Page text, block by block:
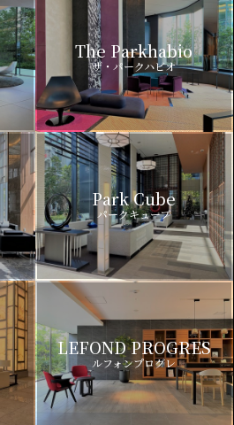
The Parkhabio
ザ・パークハビオ
Park Cube
パークキューブ
LEFOND PROGRES
ルフォンプログレ